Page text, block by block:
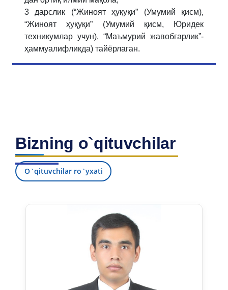
3 дарслик (“Жиноят ҳуқуқи” (Умумий қисм),
“Жиноят ҳуқуқи” (Умумий қисм, Юридек
техникумлар учун), “Маъмурий жавобгарлик”-
ҳaммуaлифликдa) тaйёрлaгaн.
Bizning o`qituvchilar
O`qituvchilar ro`yxati